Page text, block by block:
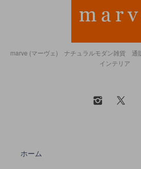
marve (マーヴェ) ナチュラルモダン雑貨 通
インテリア
ホーム